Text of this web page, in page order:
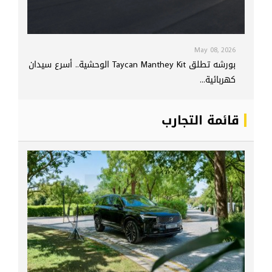
May 08, 2026
بورشه تطلق Taycan Manthey Kit الوحشية.. أسرع سيدان
كهربائية...
قائمة التجارب